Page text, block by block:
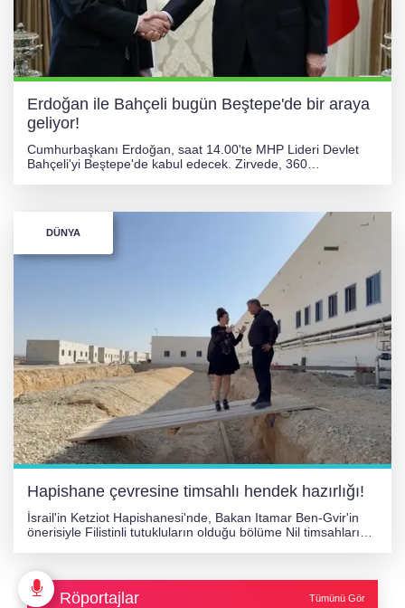
Erdoğan ile Bahçeli bugün Beştepe'de bir araya
geliyor!
Cumhurbaşkanı Erdoğan, saat 14.00'te MHP Lideri Devlet
Bahçeli'yi Beştepe'de kabul edecek. Zirvede, 360
DÜNYA
Hapishane çevresine timsahlı hendek hazırlığı!
İsrail'in Ketziot Hapishanesi'nde, Bakan Itamar Ben-Gvir'in
önerisiyle Filistinli tutukluların olduğu bölüme Nil timsahlarının
Röportajlar Tümünü Gör